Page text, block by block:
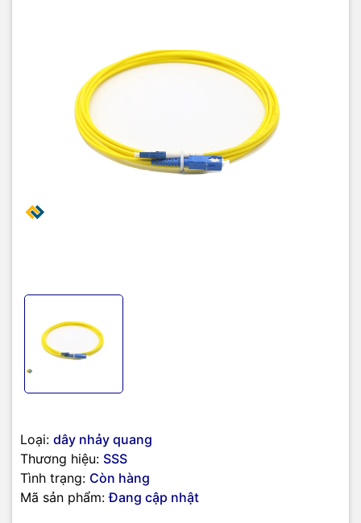
Loại: dây nhảy quang
Thương hiệu: SSS
Tình trạng: Còn hàng
Mã sản phẩm: Đang cập nhật
,Màn hình tương tác,Linh kiện máy tính
như tivi, tủ lạnh, máy giặt, máy hút ẩm... cùng nhiều thiết bị
công nghệ khác.TIC.VN
sản phẩm chính
hãng, giá tốt, dịch vụ chuyên nghiệp
, đáp ứng tối đa nhu cầu của
doanh nghiệp cũng như gia đình và cá nhân.